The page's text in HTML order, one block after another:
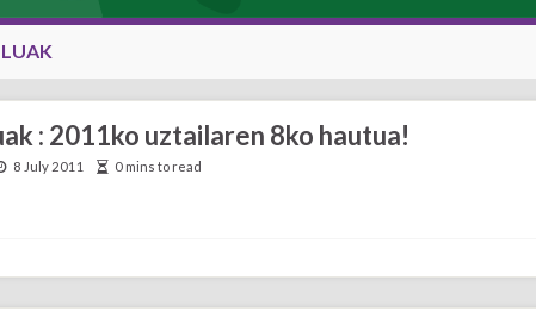
: 2011ko uztailaren 8ko hautua!
8 July 2011 0 mins to read